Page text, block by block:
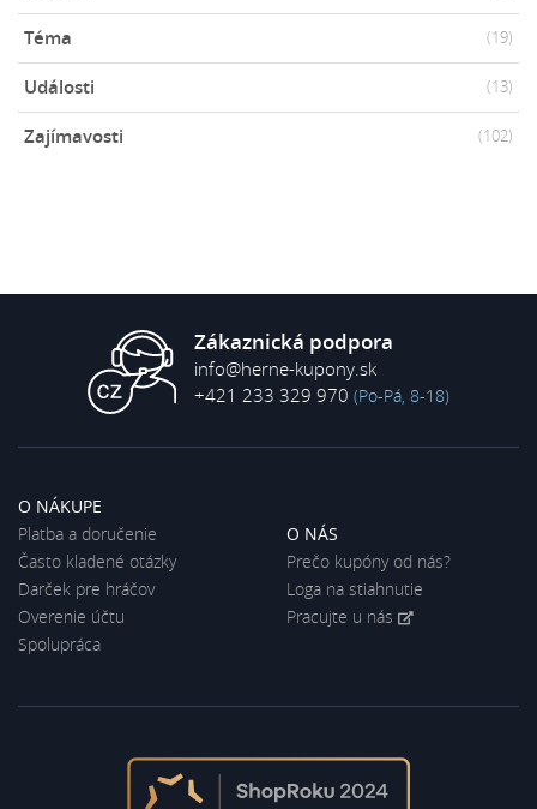
Téma (19)
Události (13)
Zajímavosti (102)
Zákaznická podpora
info@herne-kupony.sk
+421 233 329 970 (Po-Pá, 8-18)
O NÁKUPE
Platba a doručenie
Často kladené otázky
Darček pre hráčov
Overenie účtu
Spolupráca
O NÁS
Prečo kupóny od nás?
Loga na stiahnutie
Pracujte u nás